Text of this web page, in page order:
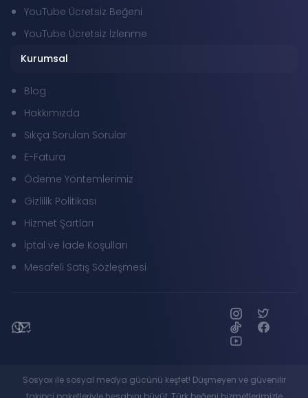
YouTube Ücretsiz Beğeni
YouTube Ücretsiz İzlenme
Kurumsal
Blog
Hakkımızda
Sıkça Sorulan Sorular
E-Fatura
Ödeme Yöntemlerimiz
Gizlilik Politikası
Hizmet Şartları
İptal ve İade Koşulları
Mesafeli Satış Sözleşmesi
Sosyox ile sosyal medya gücünü keşfet! Düşmeyen ve güvenilir